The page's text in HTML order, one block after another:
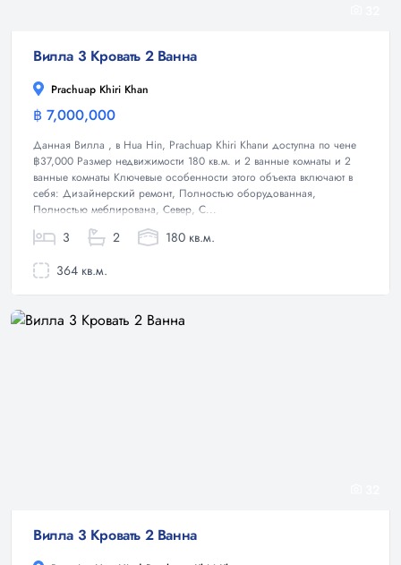
Вилла 3 Кровать 2 Ванна
Prachuap Khiri Khan
฿ 7,000,000
Данная Вилла , в Hua Hin, Prachuap Khiri Khanи доступна по чене
฿37,000 Размер недвижимости 180 кв.м. и 2 ванные комнаты и 2
ванные комнаты Ключевые особенности этого объекта включают в
себя: Дизайнерский ремонт, Полностью оборудованная,
Полностью меблирована, Север, С...
3 2
180 кв.м.
364 кв.м.
Вилла 3 Кровать 2 Ванна